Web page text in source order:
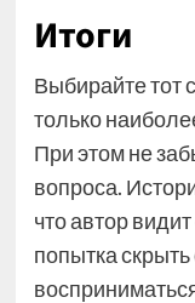
Итоги
Выбирайте тот
только
При этом не
вопроса.
что автор
попытка